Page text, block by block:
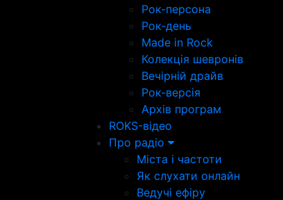
Рок-персона
Рок-день
Made in Rock
Колекція шевронів
Вечірній драйв
Рок-версія
Архів програм
ROKS-відео
Про радіо
Міста і частоти
Як слухати онлайн
Ведучі ефіру